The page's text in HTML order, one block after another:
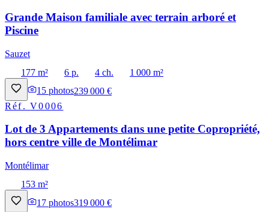
Grande Maison familiale avec terrain arboré et
Piscine
Sauzet
177 m²
6 p. 4 ch.
1 000 m²
15 photos239 000 €
Réf.V0006
Lot de 3 Appartements dans une petite Copropriété,
hors centre ville de Montélimar
Montélimar
153 m²
17 photos319 000 €